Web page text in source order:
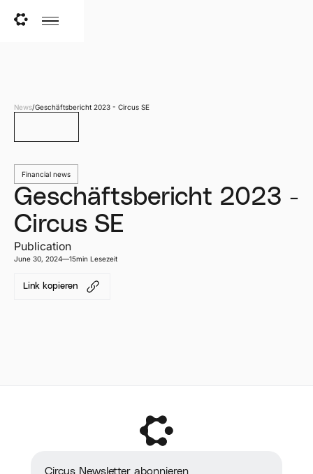
News/Geschäftsbericht 2023 - Circus SE
Financial news
Geschäftsbericht 2023 -
Circus SE
Publication
June 30, 2024—15min Lesezeit
Link kopieren
Circus Newsletter abonnieren